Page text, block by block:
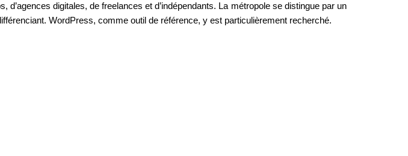
digitales, de freelances et d’indépendants. La métropole se distingue par un
WordPress, comme outil de référence, y est particulièrement recherché.